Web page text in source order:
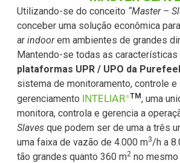
Utilizando-se do conceito “Master –
conceber uma solução econômica
ar indoorem ambientes de grandes
Mantendo-se todas as características
plataformas UPR / UPO da
sistema de monitoramento, controle e
gerenciamento INTELIAR®TM, uma
monitora, controla e gerencia a
Slavesque podem ser de uma a três
uma faixa de vazão de 4.000 m3/h a
tão grandes quanto 360 m2no mesmo